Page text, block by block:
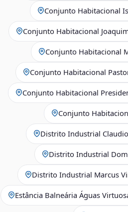
Conjunto Habitacional
Conjunto Habitacional
Conjunto Habitacional
Conjunto Habitacional
Conjunto Habitacional
Conjunto
Distrito Industrial
Distrito Industrial
Distrito Industrial Marcus
Estância Balneária Águas